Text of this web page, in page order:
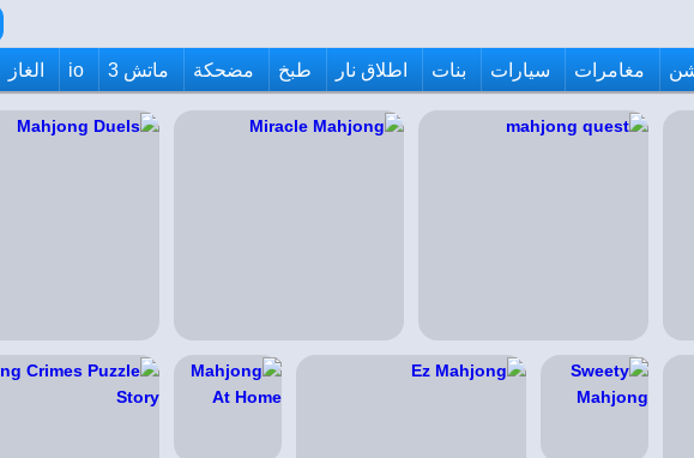
مغامرات سيارات بنات اطلاق نار طبخ مضحكة ماتش 3 io الغاز